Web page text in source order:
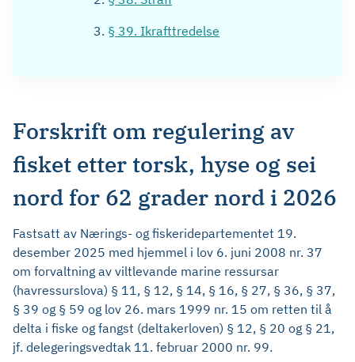
§ 39. Ikrafttredelse
Forskrift om regulering av
fisket etter torsk, hyse og sei
nord for 62 grader nord i 2026
Fastsatt av Nærings- og fiskeridepartementet 19.
desember 2025 med hjemmel i lov 6. juni 2008 nr. 37
om forvaltning av viltlevande marine ressursar
(havressurslova) § 11, § 12, § 14, § 16, § 27, § 36, § 37,
§ 39 og § 59 og lov 26. mars 1999 nr. 15 om retten til å
delta i fiske og fangst (deltakerloven) § 12, § 20 og § 21,
jf. delegeringsvedtak 11. februar 2000 nr. 99.